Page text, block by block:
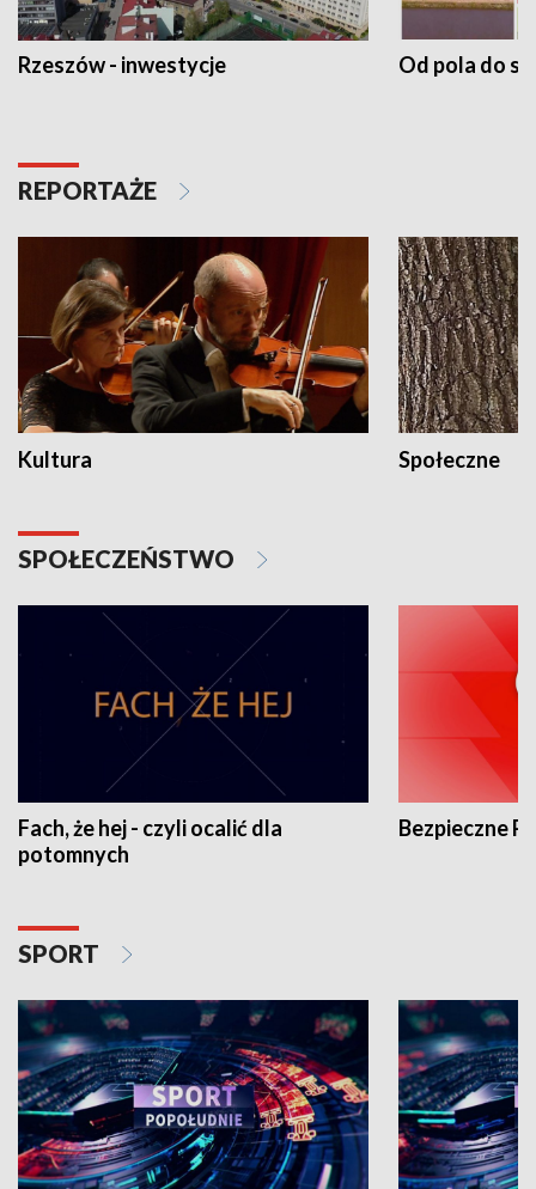
Rzeszów - inwestycje Od pola do
REPORTAŻE
Kultura Społeczne
SPOŁECZEŃSTWO
Fach, że hej - czyli ocalić dla
potomnych
Bezpieczne
SPORT